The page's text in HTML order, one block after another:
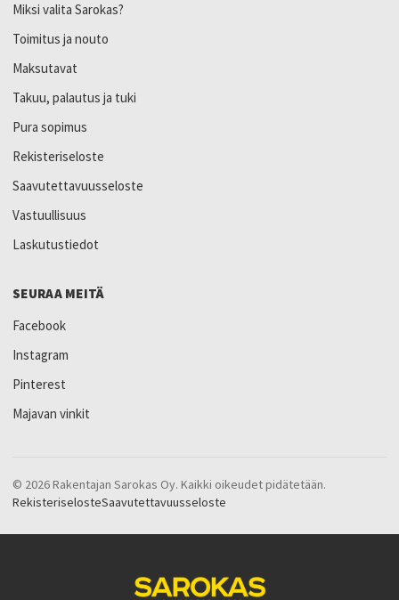
Miksi valita Sarokas?
Toimitus ja nouto
Maksutavat
Takuu, palautus ja tuki
Pura sopimus
Rekisteriseloste
Saavutettavuusseloste
Vastuullisuus
Laskutustiedot
SEURAA MEITÄ
Facebook
Instagram
Pinterest
Majavan vinkit
© 2026 Rakentajan Sarokas Oy. Kaikki oikeudet pidätetään.
RekisteriselosteSaavutettavuusseloste